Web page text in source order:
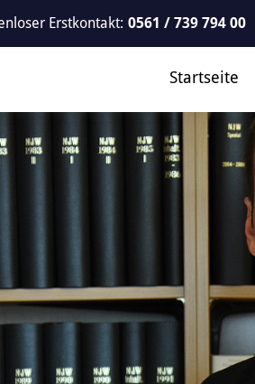
Erstkontakt: 0561 / 739 794 00
Startseite